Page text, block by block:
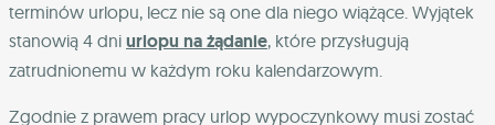
terminów urlopu, lecz nie są one dla niego wiążące. Wyjątek
stanowią 4 dni urlopu na żądanie, które przysługują
zatrudnionemu w każdym roku kalendarzowym.
Zgodnie z prawem pracy urlop wypoczynkowy musi zostać